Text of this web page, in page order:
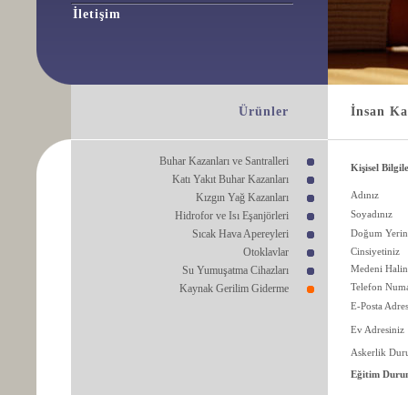
İletişim
Ürünler
Buhar Kazanları ve Santralleri
Katı Yakıt Buhar Kazanları
Kızgın Yağ Kazanları
Hidrofor ve Isı Eşanjörleri
Sıcak Hava Apereyleri
Otoklavlar
Su Yumuşatma Cihazları
Kaynak Gerilim Giderme
İnsan
Kişisel
Adınız
Soyadınız
Doğum
Cinsiyetiniz
Medeni
Telefon
E-Posta
Ev Adresiniz
Askerlik
Eğitim